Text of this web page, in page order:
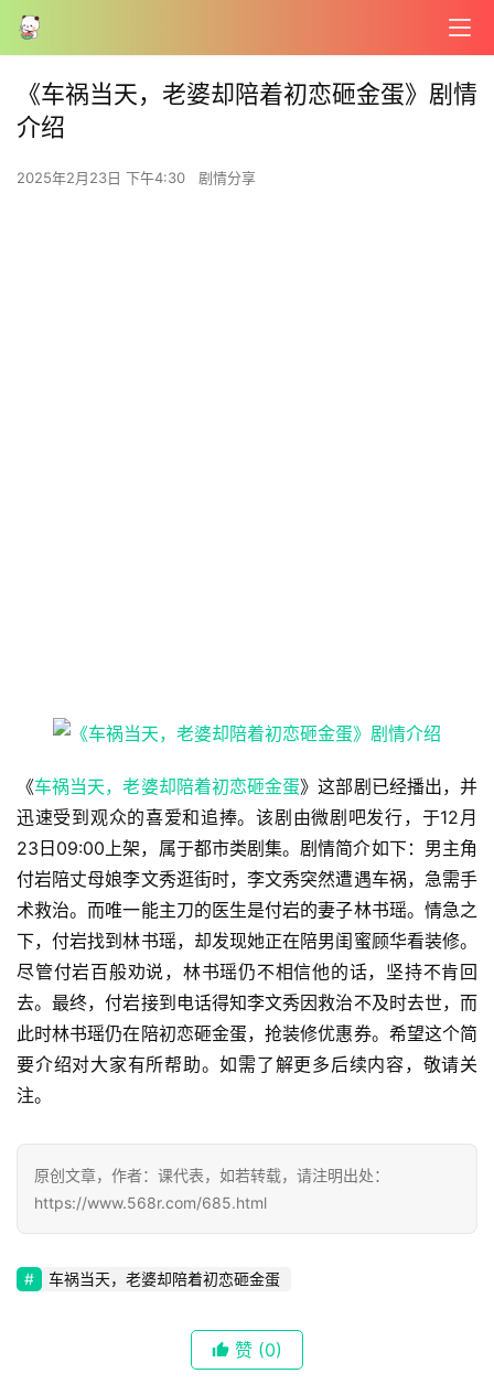
首
《车祸当天，老婆却陪着初恋砸金蛋》剧情
介绍
2025年2月23日 下午4:30 剧情分享
《车祸当天，老婆却陪着初恋砸金蛋》这部剧已经播出，并
迅速受到观众的喜爱和追捧。该剧由微剧吧发行，于12月
23日09:00上架，属于都市类剧集。剧情简介如下：男主角
付岩陪丈母娘李文秀逛街时，李文秀突然遭遇车祸，急需手
术救治。而唯一能主刀的医生是付岩的妻子林书瑶。情急之
下，付岩找到林书瑶，却发现她正在陪男闺蜜顾华看装修。
尽管付岩百般劝说，林书瑶仍不相信他的话，坚持不肯回
去。最终，付岩接到电话得知李文秀因救治不及时去世，而
此时林书瑶仍在陪初恋砸金蛋，抢装修优惠券。希望这个简
要介绍对大家有所帮助。如需了解更多后续内容，敬请关
注。
原创文章，作者：课代表，如若转载，请注明出处：
https://www.568r.com/685.html
车祸当天，老婆却陪着初恋砸金蛋
赞 (0)